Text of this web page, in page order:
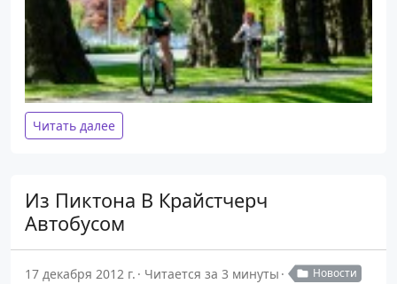
Читать далее
Из Пиктона В Крайстчерч
Автобусом
17 декабря 2012 г. Читается за 3 минуты
Новости